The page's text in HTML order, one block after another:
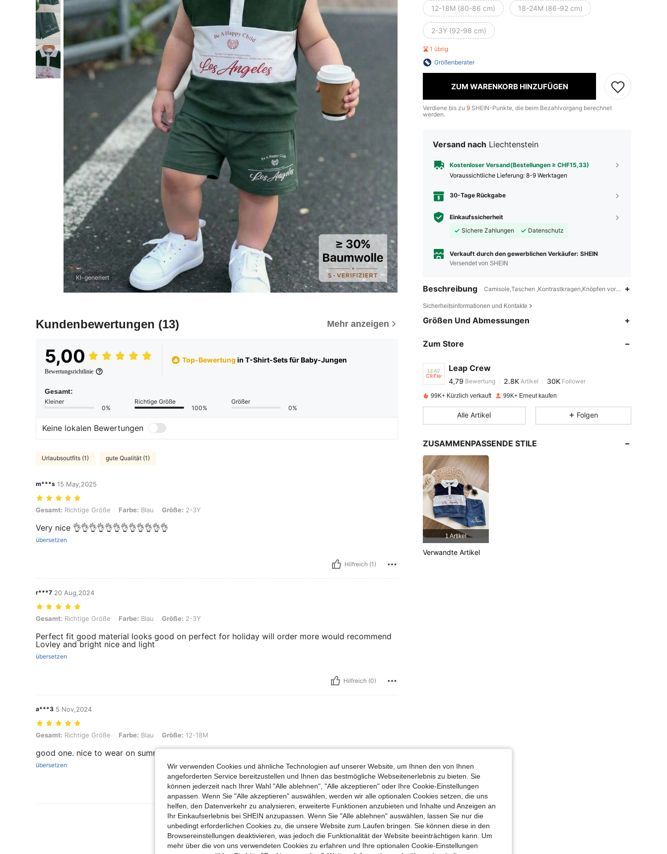
KI-generiert
Kundenbewertungen (13) Mehr anzeigen
5,00
Bewertungsrichtlinie
Top-Bewertung in T-Shirt-Sets für Baby-Jungen
Gesamt:
Kleiner
0%
Richtige Größe
100%
Größer
0%
Keine lokalen Bewertungen
Urlaubsoutfits (1) gute Qualität (1)
m***s 15 May,2025
Gesamt: Richtige Größe, Farbe: Blau, Größe: 2-3Y
Gesamt: Richtige Größe Farbe: Blau Größe: 2-3Y
Very nice 👌👌👌👌👌👌👌👌👌👌👌👌
übersetzen
Hilfreich (1)
r***7 20 Aug,2024
Gesamt: Richtige Größe, Farbe: Blau, Größe: 2-3Y
Gesamt: Richtige Größe Farbe: Blau Größe: 2-3Y
Perfect fit good material looks good on perfect for holiday will order more would recommend
Lovley and bright nice and light
übersetzen
Hilfreich (0)
a***3 5 Nov,2024
Gesamt: Richtige Größe, Farbe: Blau, Größe: 12-18M
Gesamt: Richtige Größe Farbe: Blau Größe: 12-18M
good one. nice to wear on summer
übersetzen
Hilfreich (0)
Mehr Bewertungen Ansehen
12-18M (80-86 cm) 18-24M (86-92 cm)
2-3Y (92-98 cm)
1 übrig
Größenberater
ZUM WARENKORB HINZUFÜGEN
Verdiene bis zu 9 SHEIN-Punkte, die beim Bezahlvorgang berechnet
werden.
Versand nach Liechtenstein
Kostenloser Versand(Bestellungen ≥ CHF15,33)
Voraussichtliche Lieferung: 8-9 Werktagen
30-Tage Rückgabe
Einkaufssicherheit
Sichere Zahlungen
Datenschutz
Verkauft durch den gewerblichen Verkäufer: SHEIN
Versendet von SHEIN
Beschreibung Camisole,Taschen ,Kontrastkragen,Knöpfen vorn,Unisex
Sicherheitsinformationen und Kontakte
Größen Und Abmessungen
Zum Store
Leap Crew
4,79 2.8K
4,79
4,79 Bewertung 2.8K Artikel 30K Follower
f***gbezahltVor 1 Tag
4,79 2.8K 30K
4,79
4,79
4,79
4,79
99K+ Kürzlich verkauft 99K+ Erneut kaufen
Alle Artikel Folgen
ZUSAMMENPASSENDE STILE
1 Artikel
Verwandte Artikel
Wir verwenden Cookies und ähnliche Technologien auf unserer Website, um Ihnen den von Ihnen
angeforderten Service bereitzustellen und Ihnen das bestmögliche Webseitenerlebnis zu bieten. Sie
können jederzeit nach Ihrer Wahl "Alle ablehnen", "Alle akzeptieren" oder Ihre Cookie-Einstellungen
anpassen. Wenn Sie "Alle akzeptieren" auswählen, werden wir alle optionalen Cookies setzen, die uns
helfen, den Datenverkehr zu analysieren, erweiterte Funktionen anzubieten und Inhalte und Anzeigen an
Ihr Einkaufserlebnis bei SHEIN anzupassen. Wenn Sie "Alle ablehnen" auswählen, lassen Sie nur die
unbedingt erforderlichen Cookies zu, die unsere Website zum Laufen bringen. Sie können diese in den
Browsereinstellungen deaktivieren, was jedoch die Funktionalität der Website beeinträchtigen kann. Um
mehr über die von uns verwendeten Cookies zu erfahren und Ihre optionalen Cookie-Einstellungen